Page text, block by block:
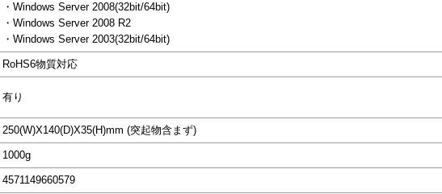
・Windows Server 2008(32bit/64bit)
・Windows Server 2008 R2
・Windows Server 2003(32bit/64bit)
RoHS6物質対応
有り
250(W)X140(D)X35(H)mm (突起物含まず)
1000g
4571149660579